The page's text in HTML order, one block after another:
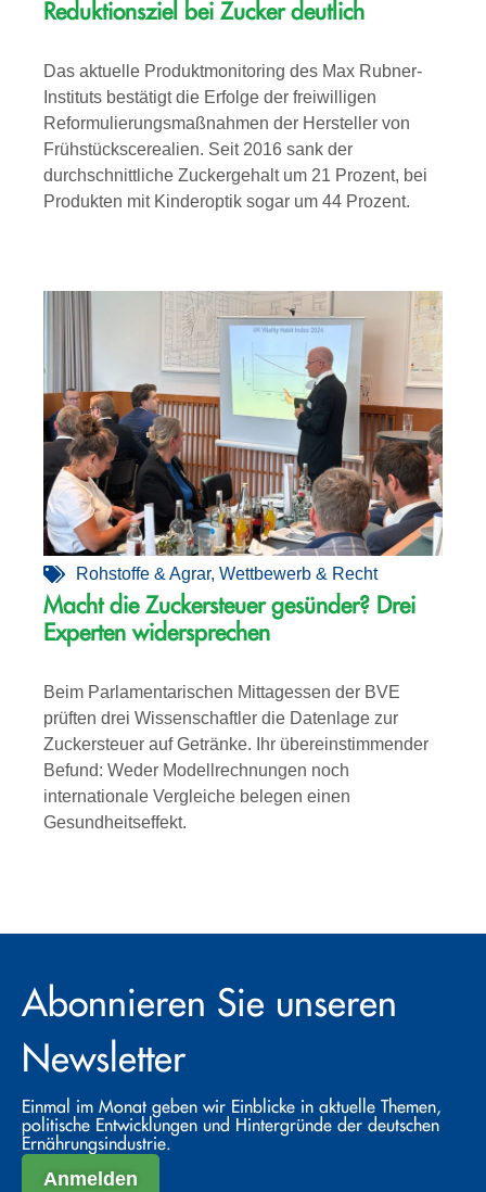
Reduktionsziel bei Zucker deutlich
Das aktuelle Produktmonitoring des Max Rubner-
Instituts bestätigt die Erfolge der freiwilligen
Reformulierungsmaßnahmen der Hersteller von
Frühstückscerealien. Seit 2016 sank der
durchschnittliche Zuckergehalt um 21 Prozent, bei
Produkten mit Kinderoptik sogar um 44 Prozent.
Rohstoffe & Agrar, Wettbewerb & Recht
Macht die Zuckersteuer gesünder? Drei
Experten widersprechen
Beim Parlamentarischen Mittagessen der BVE
prüften drei Wissenschaftler die Datenlage zur
Zuckersteuer auf Getränke. Ihr übereinstimmender
Befund: Weder Modellrechnungen noch
internationale Vergleiche belegen einen
Gesundheitseffekt.
Abonnieren Sie unseren
Newsletter
Einmal im Monat geben wir Einblicke in aktuelle Themen,
politische Entwicklungen und Hintergründe der deutschen
Ernährungsindustrie.
Anmelden